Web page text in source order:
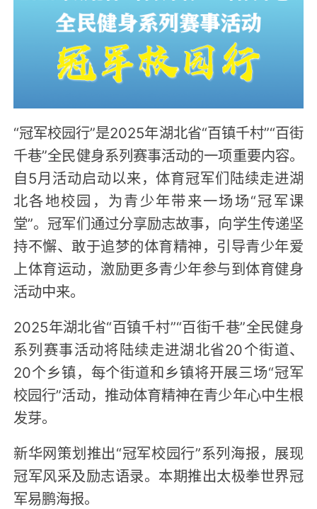
“冠军校园行”是2025年湖北省“百镇千村”“百街
千巷”全民健身系列赛事活动的一项重要内容。
自5月活动启动以来，体育冠军们陆续走进湖
北各地校园，为青少年带来一场场“冠军课
堂”。冠军们通过分享励志故事，向学生传递坚
持不懈、敢于追梦的体育精神，引导青少年爱
上体育运动，激励更多青少年参与到体育健身
活动中来。
2025年湖北省“百镇千村”“百街千巷”全民健身
系列赛事活动将陆续走进湖北省20个街道、
20个乡镇，每个街道和乡镇将开展三场“冠军
校园行”活动，推动体育精神在青少年心中生根
发芽。
新华网策划推出“冠军校园行”系列海报，展现
冠军风采及励志语录。本期推出太极拳世界冠
军易鹏海报。